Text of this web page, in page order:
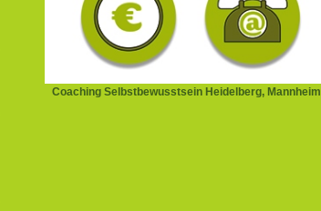
Coaching Selbstbewusstsein Heidelberg, Mannheim